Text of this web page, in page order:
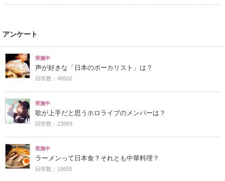
で食べられる」
アンケート
実施中
声が好きな「日本のボーカリスト」は？
回答数：49502
実施中
歌が上手だと思うホロライブのメンバーは？
回答数：23869
実施中
ラーメンって日本食？それとも中華料理？
回答数：19655